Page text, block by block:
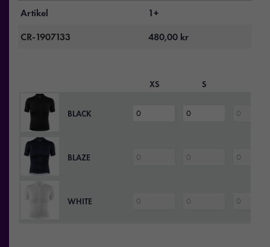
Artikel
1+
CR-1907133
480,00 kr
XS S
BLACK
BLAZE
WHITE